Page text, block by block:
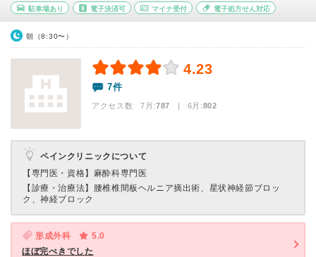
駐車場あり 電子決済可 マイナ受付 電子処方せん対応
朝（8:30〜）
4.23
7件
アクセス数 7月:787 | 6月:802
ペインクリニックについて
【専門医・資格】 麻酔科専門医
【診療・治療法】
腰椎椎間板ヘルニア摘出術、星状神経節ブロッ
ク、神経ブロック
形成外科
5.0
ほぼ完ぺきでした